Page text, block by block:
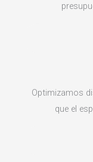
Optimizamos
que el